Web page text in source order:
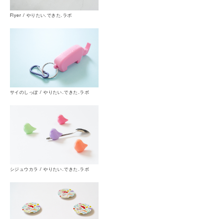
Flyer / やりたい.できた.ラボ
サイのしっぽ / やりたい.できた.ラボ
シジュウカラ / やりたい.できた.ラボ